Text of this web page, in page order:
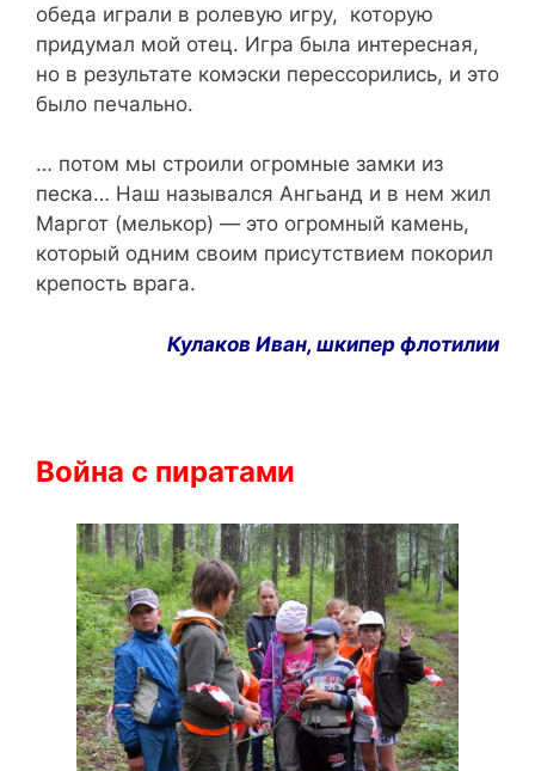
обеда играли в ролевую игру, которую
придумал мой отец. Игра была интересная,
но в результате комэски перессорились, и это
было печально.
… потом мы строили огромные замки из
песка… Наш назывался Ангьанд и в нем жил
Маргот (мелькор) — это огромный камень,
который одним своим присутствием покорил
крепость врага.
Кулаков Иван, шкипер флотилии
Война с пиратами